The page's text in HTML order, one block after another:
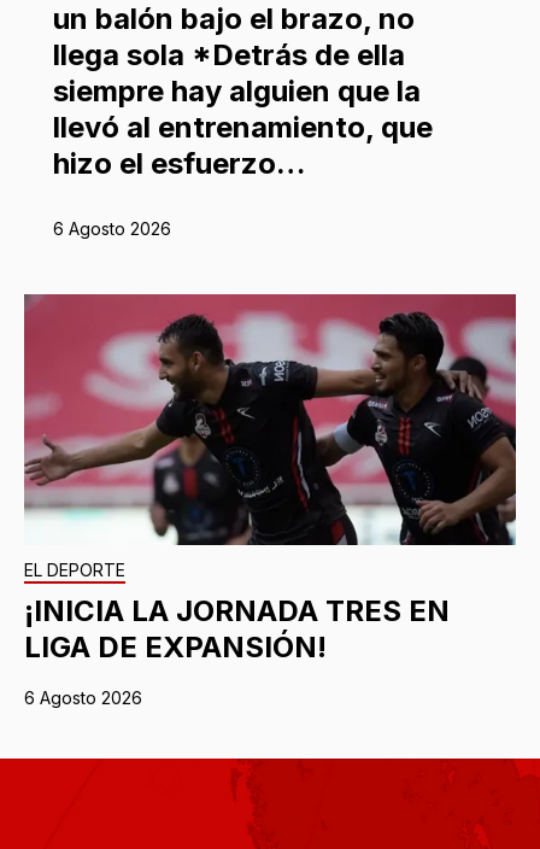
un balón bajo el brazo, no
llega sola *Detrás de ella
siempre hay alguien que la
llevó al entrenamiento, que
hizo el esfuerzo…
6 Agosto 2026
EL DEPORTE
¡INICIA LA JORNADA TRES EN
LIGA DE EXPANSIÓN!
6 Agosto 2026